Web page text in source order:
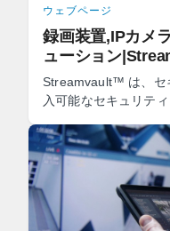
ウェブページ
録画装置,IPカメ
ューション
Streamvault™ は、セ
入可能なセキュリテ
かつ設定 ...